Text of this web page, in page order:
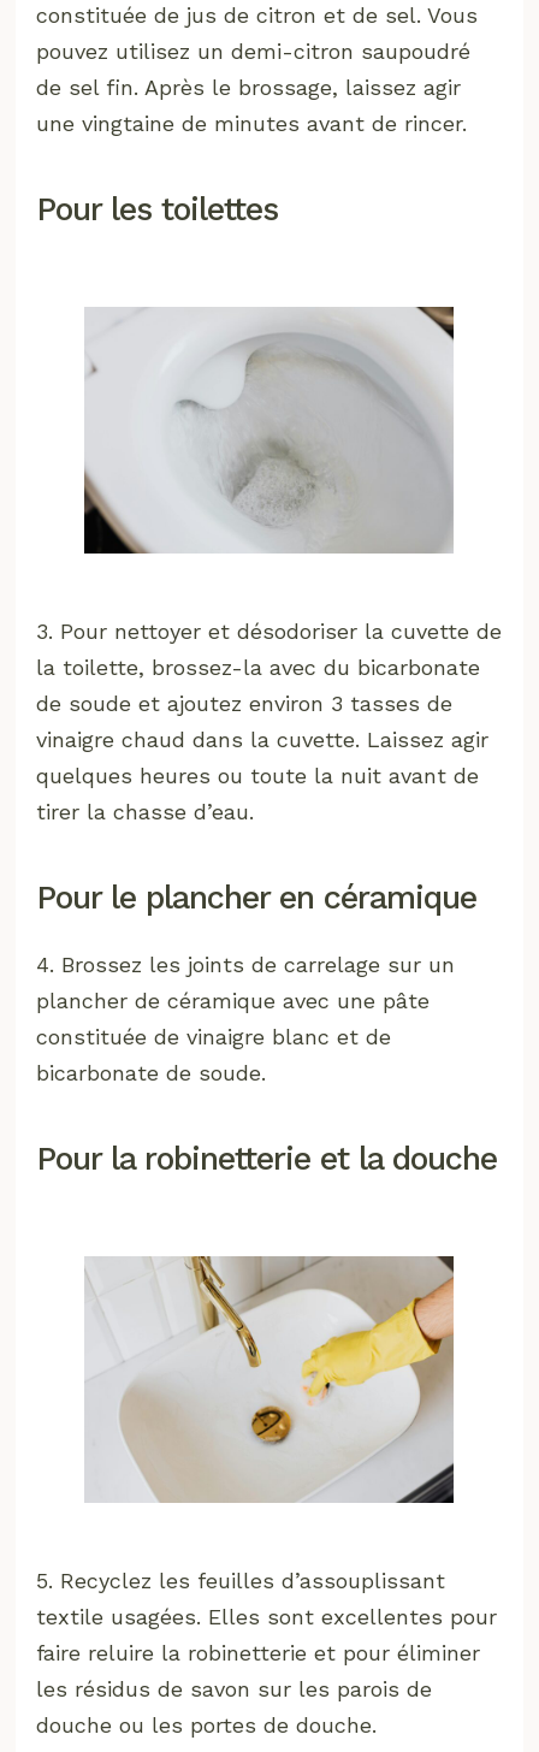
constituée de jus de citron et de sel. Vous
pouvez utilisez un demi-citron saupoudré
de sel fin. Après le brossage, laissez agir
une vingtaine de minutes avant de rincer.
Pour les toilettes
3. Pour nettoyer et désodoriser la cuvette de
la toilette, brossez-la avec du bicarbonate
de soude et ajoutez environ 3 tasses de
vinaigre chaud dans la cuvette. Laissez agir
quelques heures ou toute la nuit avant de
tirer la chasse d’eau.
Pour le plancher en céramique
4. Brossez les joints de carrelage sur un
plancher de céramique avec une pâte
constituée de vinaigre blanc et de
bicarbonate de soude.
Pour la robinetterie et la douche
5. Recyclez les feuilles d’assouplissant
textile usagées. Elles sont excellentes pour
faire reluire la robinetterie et pour éliminer
les résidus de savon sur les parois de
douche ou les portes de douche.